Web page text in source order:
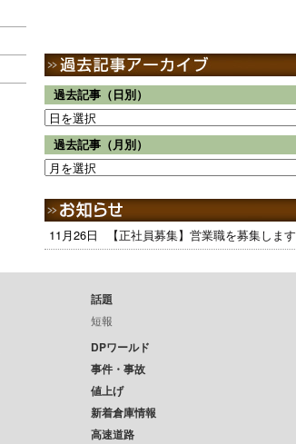
過去記事（日別）
過去記事（月別）
11月26日 【正社員募集】営業職を募集します
話題
短報
DPワールド
事件・事故
値上げ
新着倉庫情報
高速道路